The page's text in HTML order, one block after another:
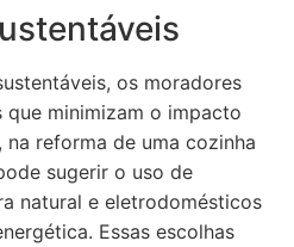
os moradores
minimizam o impacto
reforma de uma cozinha
sugerir o uso de
natural e eletrodomésticos
Essas escolhas